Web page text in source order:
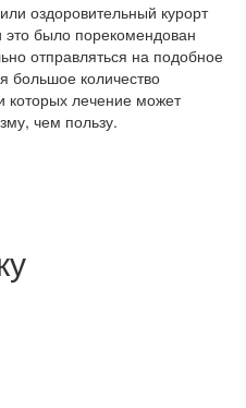
оздоровительный курорт
это было порекомендован
отправляться на подобное
большое количество
которых лечение может
чем пользу.